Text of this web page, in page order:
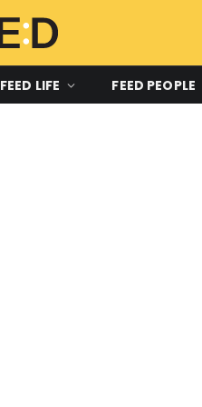
FEED LIFE FEED PEOPLE